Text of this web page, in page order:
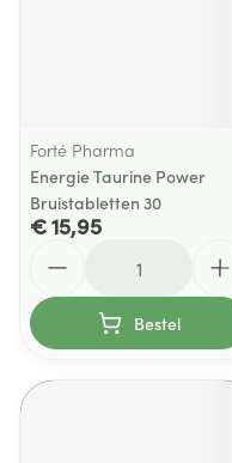
Forté Pharma
Energie Taurine Power
Bruistabletten 30
€ 15,95
Bestel